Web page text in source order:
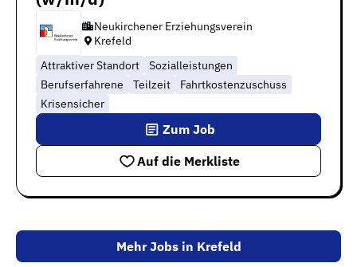
Neukirchener Erziehungsverein
Krefeld
Attraktiver Standort
Sozialleistungen
Berufserfahrene
Teilzeit
Fahrtkostenzuschuss
Krisensicher
Auf die Merkliste
Zum Job
Mehr Jobs in Krefeld